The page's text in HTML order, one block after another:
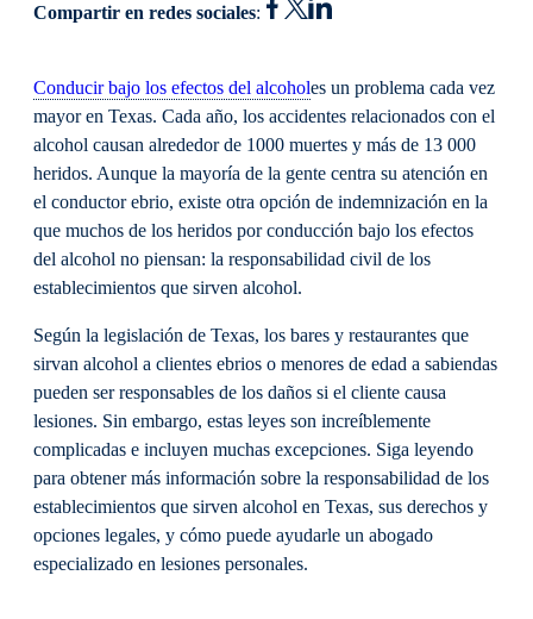
Compartir en redes sociales:
Conducir bajo los efectos del alcoholes un problema cada vez
mayor en Texas. Cada año, los accidentes relacionados con el
alcohol causan alrededor de 1000 muertes y más de 13 000
heridos. Aunque la mayoría de la gente centra su atención en
el conductor ebrio, existe otra opción de indemnización en la
que muchos de los heridos por conducción bajo los efectos
del alcohol no piensan: la responsabilidad civil de los
establecimientos que sirven alcohol.
Según la legislación de Texas, los bares y restaurantes que
sirvan alcohol a clientes ebrios o menores de edad a sabiendas
pueden ser responsables de los daños si el cliente causa
lesiones. Sin embargo, estas leyes son increíblemente
complicadas e incluyen muchas excepciones. Siga leyendo
para obtener más información sobre la responsabilidad de los
establecimientos que sirven alcohol en Texas, sus derechos y
opciones legales, y cómo puede ayudarle un abogado
especializado en lesiones personales.